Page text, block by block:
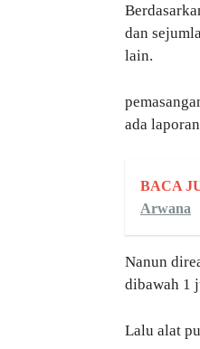
dan
lain.
ada
BACA
Arwana
Nanun
dibawah 1
Lalu alat